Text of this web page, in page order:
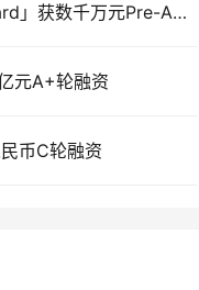
企业级异步音视频软件「Vizard」获数千万元Pre-A融资
元A+轮融资
币C轮融资